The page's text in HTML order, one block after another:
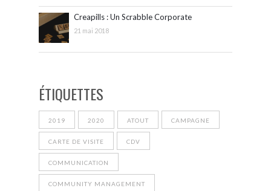
Creapills : Un Scrabble Corporate
21 mai 2018
ÉTIQUETTES
2019 2020 ATOUT CAMPAGNE
CARTE DE VISITE CDV
COMMUNICATION
COMMUNITY MANAGEMENT